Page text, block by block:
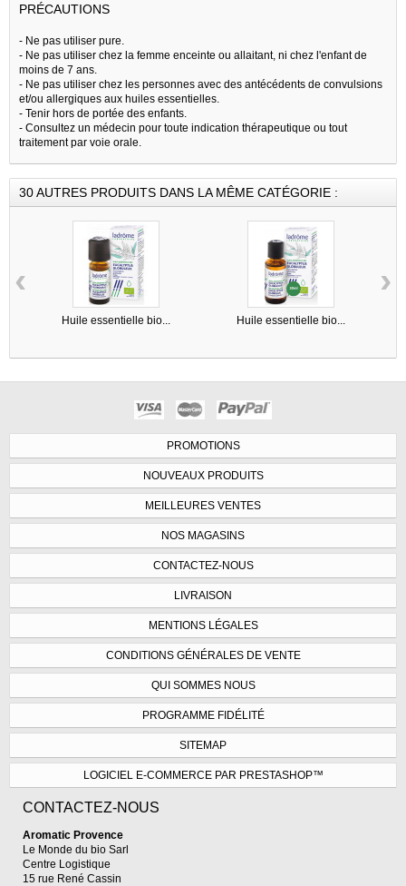
PRÉCAUTIONS
- Ne pas utiliser pure.
- Ne pas utiliser chez la femme enceinte ou allaitant, ni chez l'enfant de
moins de 7 ans.
- Ne pas utiliser chez les personnes avec des antécédents de convulsions
et/ou allergiques aux huiles essentielles.
- Tenir hors de portée des enfants.
- Consultez un médecin pour toute indication thérapeutique ou tout
traitement par voie orale.
30 AUTRES PRODUITS DANS LA MÊME CATÉGORIE :
Huile essentielle bio... Huile essentielle bio...
‹ ›
PROMOTIONS
NOUVEAUX PRODUITS
MEILLEURES VENTES
NOS MAGASINS
CONTACTEZ-NOUS
LIVRAISON
MENTIONS LÉGALES
CONDITIONS GÉNÉRALES DE VENTE
QUI SOMMES NOUS
PROGRAMME FIDÉLITÉ
SITEMAP
LOGICIEL E-COMMERCE PAR PRESTASHOP™
CONTACTEZ-NOUS
Aromatic Provence
Le Monde du bio Sarl
Centre Logistique
15 rue René Cassin